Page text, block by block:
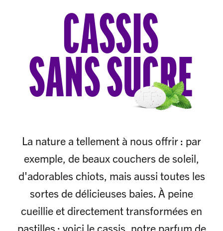
CASSIS
SANS SUCRE
La nature a tellement à nous offrir : par
exemple, de beaux couchers de soleil,
d'adorables chiots, mais aussi toutes les
sortes de délicieuses baies. À peine
cueillie et directement transformées en
pastilles : voici le cassis, notre parfum de